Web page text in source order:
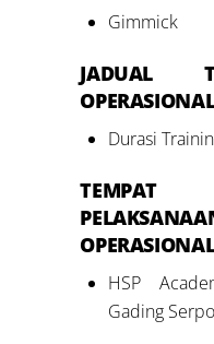
Gimmick
JADUAL
Durasi
TEMPAT
HSP
Gading